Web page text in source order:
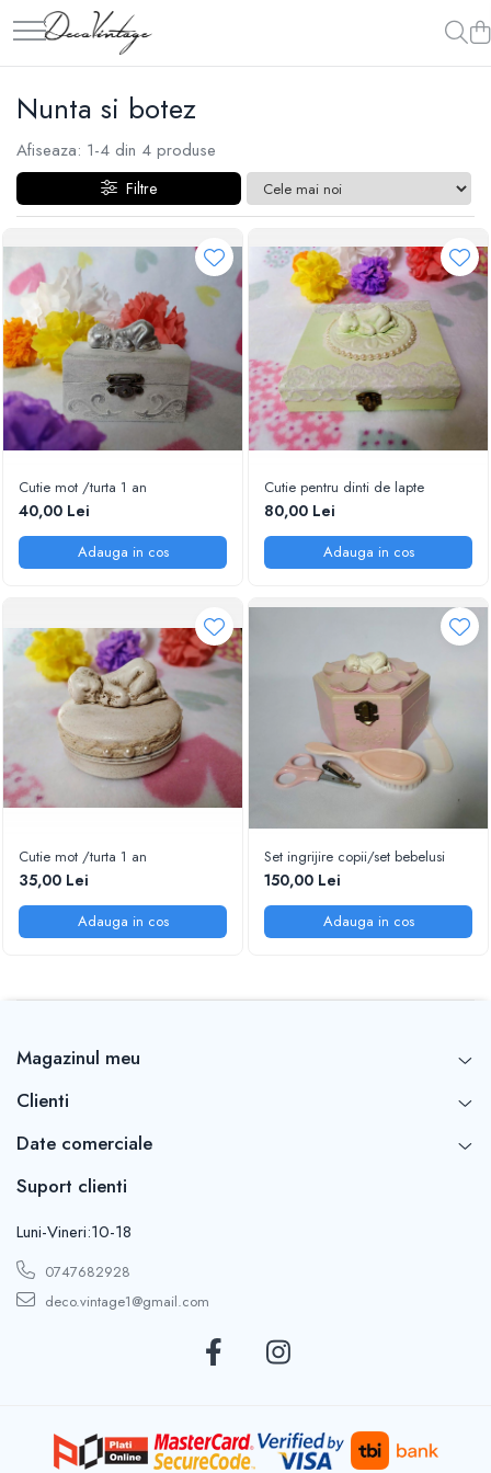
Nunta si botez
Afiseaza: 1-4 din 4 produse
Filtre
Cutie mot /turta 1 an
40,00 Lei
Adauga in cos
Cutie pentru dinti de lapte
80,00 Lei
Adauga in cos
Cutie mot /turta 1 an
35,00 Lei
Adauga in cos
Set ingrijire copii/set bebelusi
150,00 Lei
Adauga in cos
Magazinul meu
Clienti
Date comerciale
Suport clienti
Luni-Vineri:10-18
0747682928
deco.vintage1@gmail.com